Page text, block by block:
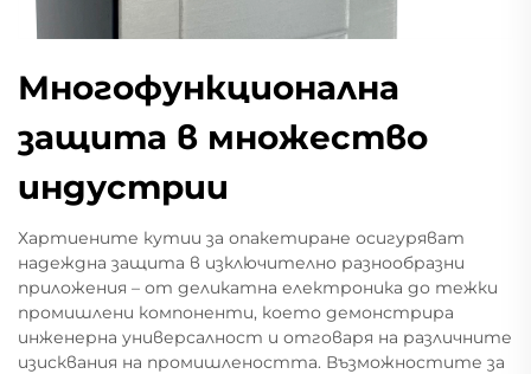
Многофункционална
защита в множество
индустрии
Хартиените кутии за опакетиране осигуряват
надеждна защита в изключително разнообразни
приложения – от деликатна електроника до тежки
промишлени компоненти, което демонстрира
инженерна универсалност и отговаря на различните
изисквания на промишлеността. Възможностите за